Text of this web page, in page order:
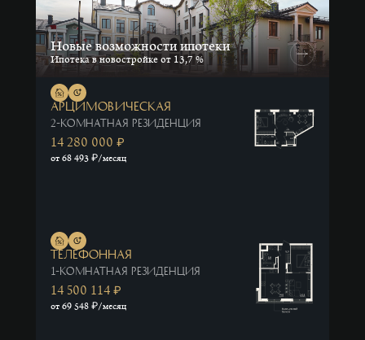
Новые возможности ипотеки
Ипотека в новостройке от 13,7 %
Арцимовическая
2-комнатная резиденция
14 280 000 ₽
от 68 493 ₽/месяц
Телефонная
1-комнатная резиденция
14 500 114 ₽
от 69 548 ₽/месяц